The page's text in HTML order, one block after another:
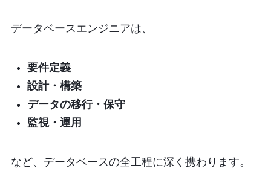
データベースエンジニアは、
要件定義
設計・構築
データの移行・保守
監視・運用
など、データベースの全工程に深く携わります。